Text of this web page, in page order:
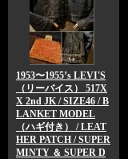
1953〜1955’s LEVI'S
（リーバイス） 517X
X 2nd JK / SIZE46 / B
LANKET MODEL
（ハギ付き） / LEAT
HER PATCH / SUPER
MINTY ＆ SUPER D